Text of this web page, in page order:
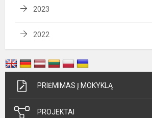
2023
2022
PRIĖMIMAS Į MOKYKLĄ
PROJEKTAI